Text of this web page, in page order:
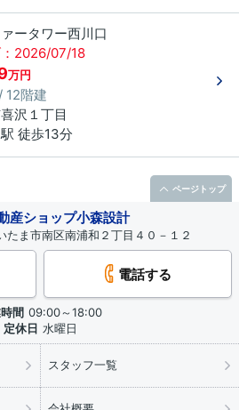
ータワー西川口
2026/07/18
万円
12階建
喜沢 １丁目
徒歩13分
産ショップ小森設計
ま市南区南浦和２丁目４０－１２
電話する
間 09:00～18:00
定休日 水曜日
スタッフ一覧
ページトップ